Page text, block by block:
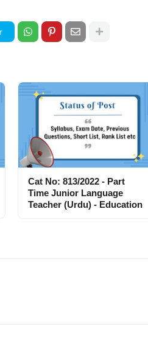
Cat No: 813/2022 - Part
Time Junior Language
Teacher (Urdu) - Education